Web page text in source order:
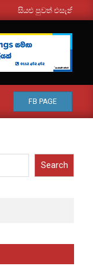
පුවත් එසැනින් ඔබ වෙත
FB PAGE
Search